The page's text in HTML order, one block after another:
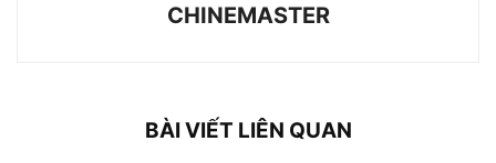
CHINEMASTER
BÀI VIẾT LIÊN QUAN